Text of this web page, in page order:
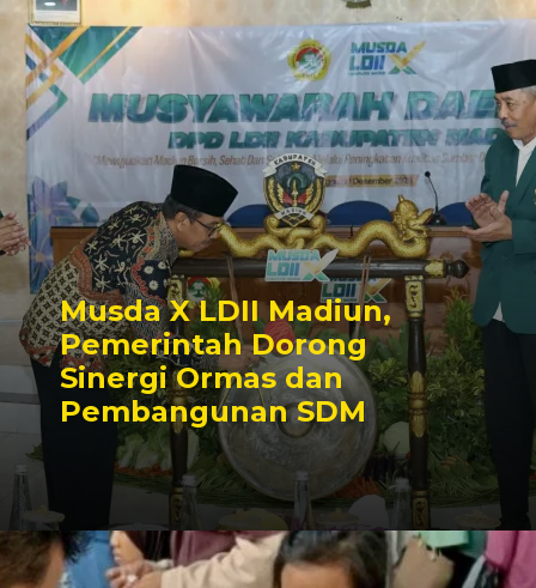
Musda X LDII Madiun,
Pemerintah Dorong
Sinergi Ormas dan
Pembangunan SDM